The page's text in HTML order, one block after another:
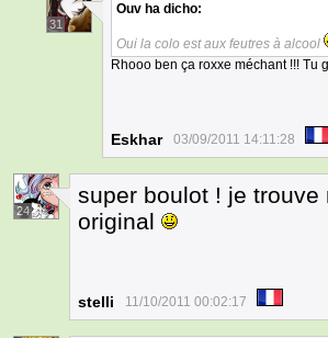
31
Ouv ha dicho:
Oui la colo est aux feutres à alcool
Rhooo ben ça roxxe méchant !!! Tu
Eskhar 03/09/2011 14:11:28
24
super boulot ! je
original
stelli 11/10/2011 00:02:17